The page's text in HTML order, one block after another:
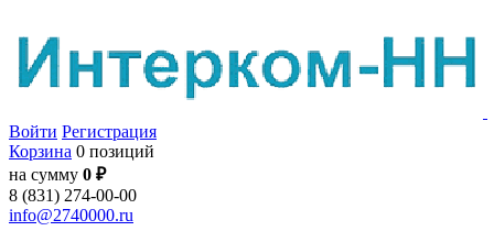
Войти Регистрация
Корзина 0 позиций
на сумму 0 ₽
8 (831) 274-00-00
info@2740000.ru